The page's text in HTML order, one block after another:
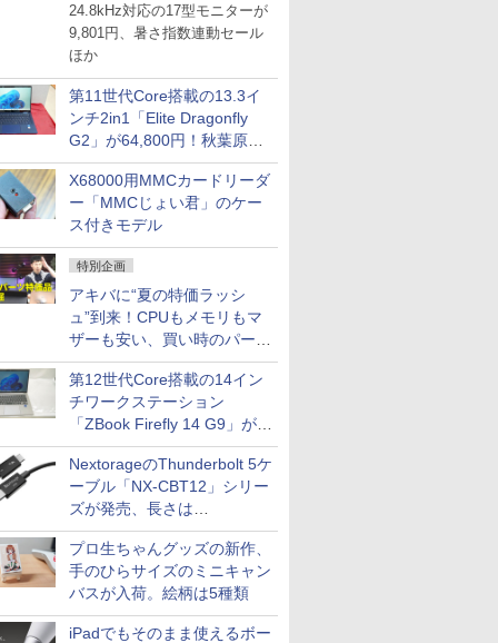
24.8kHz対応の17型モニターが
9,801円、暑さ指数連動セール
ほか
第11世代Core搭載の13.3イ
ンチ2in1「Elite Dragonfly
G2」が64,800円！秋葉原で
中古PCセール
X68000用MMCカードリーダ
ー「MMCじょい君」のケー
ス付きモデル
特別企画
アキバに“夏の特価ラッシ
ュ”到来！CPUもメモリもマ
ザーも安い、買い時のパーツ
は？【8月7日(金)22時配信】
第12世代Core搭載の14イン
チワークステーション
「ZBook Firefly 14 G9」が
79,800円！秋葉原で中古PC
セール
NextorageのThunderbolt 5ケ
ーブル「NX-CBT12」シリー
ズが発売、長さは
30cm/50cm/1mの3種類
プロ生ちゃんグッズの新作、
手のひらサイズのミニキャン
バスが入荷。絵柄は5種類
iPadでもそのまま使えるボー